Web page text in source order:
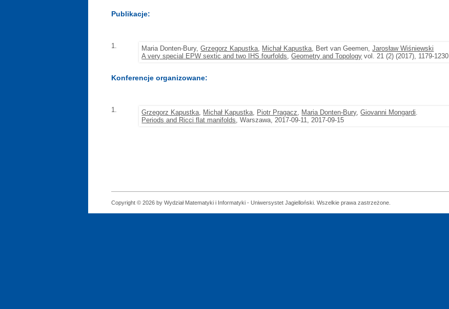
Publikacje:
1. Maria Donten-Bury,Grzegorz Kapustka Michał Kapustka , Bert van Geemen,Jarosław Wiśniewski
A very special EPW sextic and two IHS fourfolds ,Geometry and Topology vol. 21 (2) (2017), 1179-1230
Konferencje organizowane:
1. Grzegorz Kapustka Michał Kapustka Piotr Pragacz Maria Donten-Bury,Giovanni Mongardi
Periods and Ricci flat manifolds , Warszawa, 2017-09-11, 2017-09-15
Copyright © 2026 by Wydział Matematyki i Informatyki - Uniwersystet Jagielloński. Wszelkie prawa zastrzeżone.